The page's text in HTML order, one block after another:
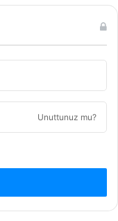
Unuttunuz mu?